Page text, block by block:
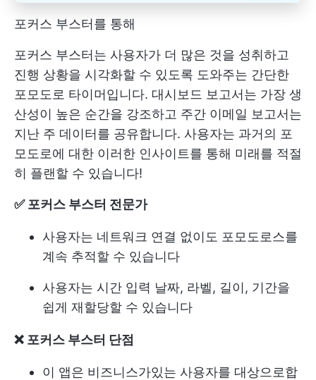
포커스 부스터를 통해
포커스 부스터는 사용자가 더 많은 것을 성취하고
진행 상황을 시각화할 수 있도록 도와주는 간단한
포모도로 타이머입니다. 대시보드 보고서는 가장 생
산성이 높은 순간을 강조하고 주간 이메일 보고서는
지난 주 데이터를 공유합니다. 사용자는 과거의 포
모도로에 대한 이러한 인사이트를 통해 미래를 적절
히 플랜할 수 있습니다!
✅ 포커스 부스터 전문가
사용자는 네트워크 연결 없이도 포모도로스를
계속 추적할 수 있습니다
사용자는 시간 입력 날짜, 라벨, 길이, 기간을
쉽게 재할당할 수 있습니다
❌ 포커스 부스터 단점
이 앱은 비즈니스가있는 사용자를 대상으로합